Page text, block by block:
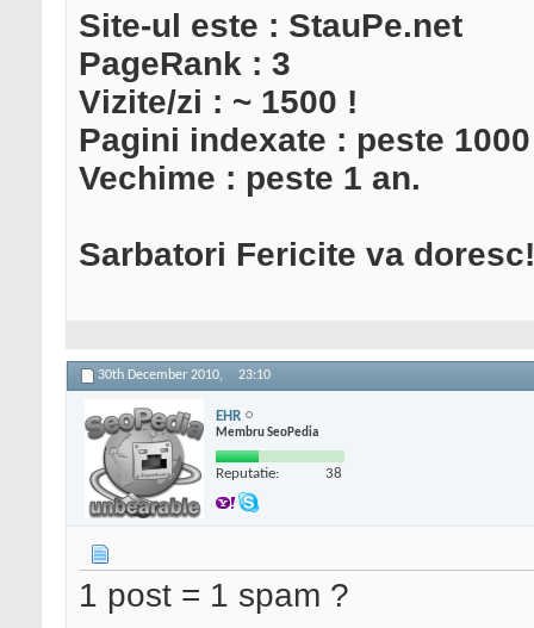
Site-ul este : StauPe.net
PageRank : 3
Vizite/zi : ~ 1500 !
Pagini indexate : peste 1000
Vechime : peste 1 an.
Sarbatori Fericite va doresc!
30th December 2010, 23:10
EHR
Membru SeoPedia
Reputatie: 38
1 post = 1 spam ?